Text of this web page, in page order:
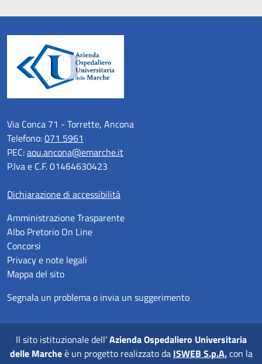
Via Conca 71 - Torrette, Ancona
Telefono:071 5961
PEC:aou.ancona@emarche.it
P.Iva e C.F. 01464630423
Dichiarazione di accessibilità
Amministrazione Trasparente
Albo Pretorio On Line
Concorsi
Privacy e note legali
Mappa del sito
Segnala un problema o invia un suggerimento
Il sito istituzionale dell'Azienda Ospedaliero Universitaria
delle Marcheè un progetto realizzato da ISWEB S.p.A.con la